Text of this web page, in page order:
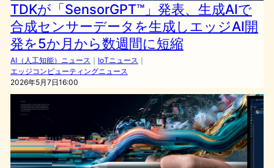
TDKが「SensorGPT™」発表、生成AIで
合成センサーデータを生成しエッジAI開
発を5か月から数週間に短縮
AI（人工知能）ニュース ｜ IoTニュース ｜
エッジコンピューティングニュース
2026年5月7日16:00